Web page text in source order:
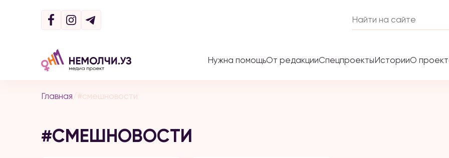
Нужна помощьОт редакцииСпецпроектыИсторииО
Главная/#смешновости
#СМЕШНОВОСТИ